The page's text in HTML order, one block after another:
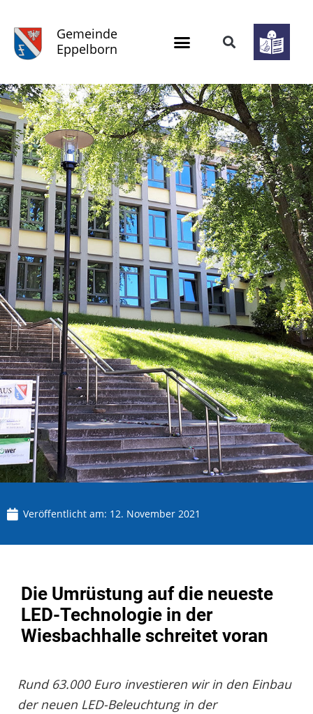
Gemeinde
Eppelborn
Veröffentlicht am: 12. November 2021
Die Umrüstung auf die neueste
LED-Technologie in der
Wiesbachhalle schreitet voran
Rund 63.000 Euro investieren wir in den Einbau
der neuen LED-Beleuchtung in der